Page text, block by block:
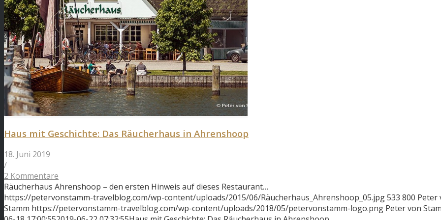
Haus mit Geschichte: Das Räucherhaus in Ahrenshoop
18. Juni 2019
/
2 Kommentare
Räucherhaus Ahrenshoop – den ersten Hinweis auf dieses Restaurant…
https://petervonstamm-travelblog.com/wp-content/uploads/2015/06/Räucherhaus_Ahrenshoop_05.jpg533 800 Peter
Stamm https://petervonstamm-travelblog.com/wp-content/uploads/2018/05/petervonstamm-logo.png Peter von